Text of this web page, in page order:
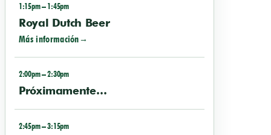
1:15pm – 1:45pm
Royal Dutch Beer
Más información
2:00pm – 2:30pm
Próximamente…
2:45pm – 3:15pm